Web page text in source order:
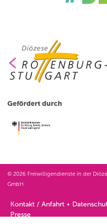
Gefördert durch
© 2026 Freiwilligendienste in der
GmbH
Kontakt / Anfahrt
Presse